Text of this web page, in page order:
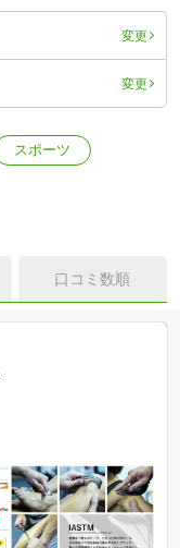
変更
変更
スポーツ
口コミ数順